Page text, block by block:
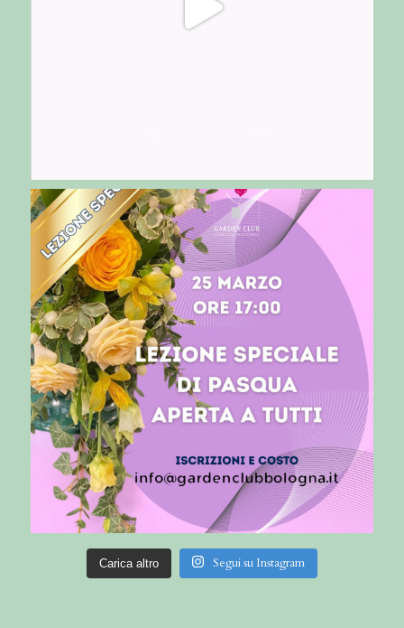
Carica altro Segui su Instagram